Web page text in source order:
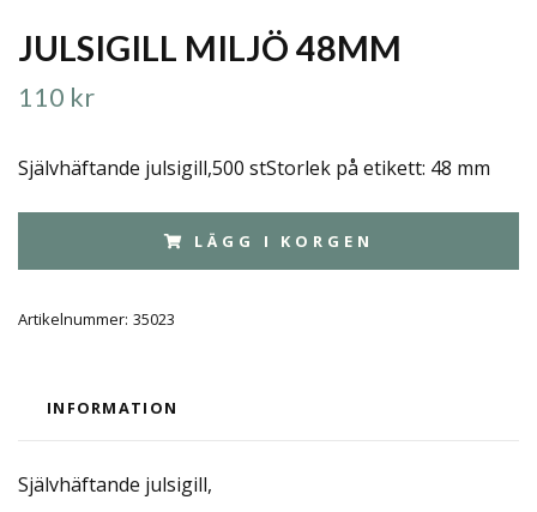
JULSIGILL MILJÖ 48MM
110 kr
Självhäftande julsigill,500 stStorlek på etikett: 48 mm
LÄGG I KORGEN
Artikelnummer: 35023
INFORMATION
Självhäftande julsigill,